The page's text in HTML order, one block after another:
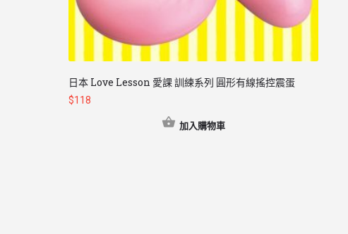
日本 Love Lesson 愛課 訓練系列 圓形有線搖控震蛋
$118
加入購物車